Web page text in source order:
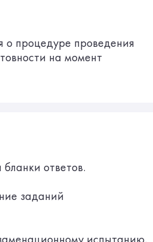
процедуре проведения
на момент
ответов.
заданий
испытанию.